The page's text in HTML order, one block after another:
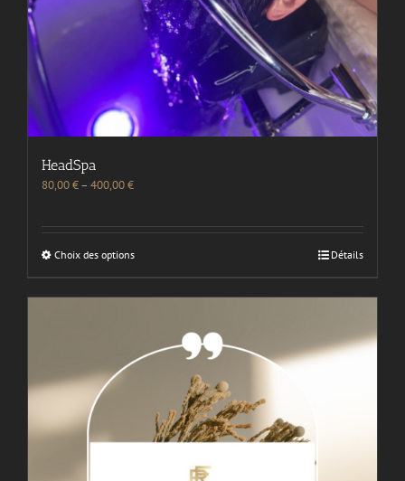
HeadSpa
80,00€– 400,00€
Choix des options Détails